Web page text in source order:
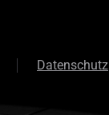
Datenschutz